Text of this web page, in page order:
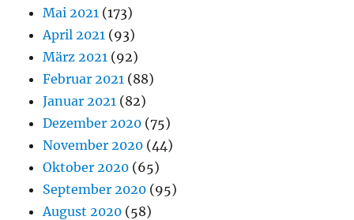
Mai 2021 (173)
April 2021 (93)
März 2021 (92)
Februar 2021 (88)
Januar 2021 (82)
Dezember 2020 (75)
November 2020 (44)
Oktober 2020 (65)
September 2020 (95)
August 2020 (58)